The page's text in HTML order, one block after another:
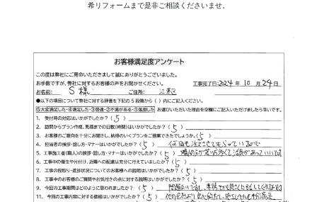
希リフォームまで是非ご相談くださいませ。